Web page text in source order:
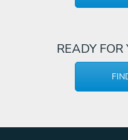
READY FOR